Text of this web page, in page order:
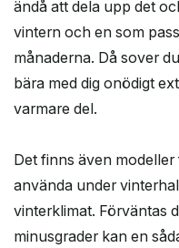
ändå att dela upp det
vintern och en som
månaderna. Då sover
bära med dig onödigt
varmare del.
Det finns även
använda under
vinterklimat. Förväntas
minusgrader kan en